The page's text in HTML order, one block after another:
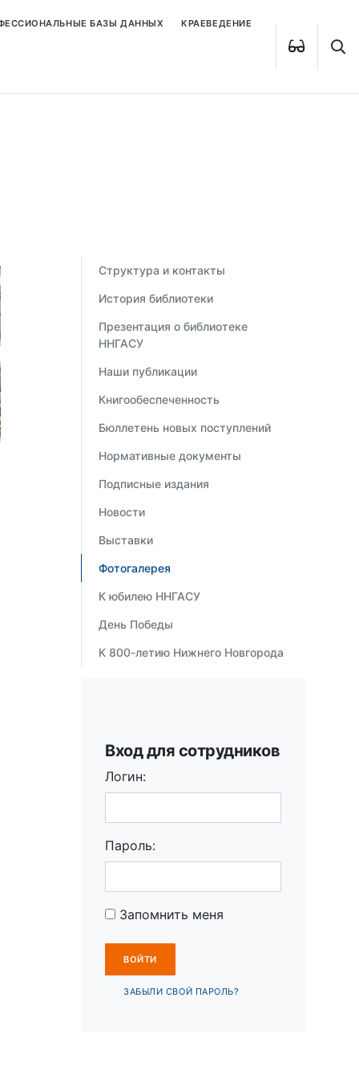
БАЗЫ ДАННЫХ КРАЕВЕДЕНИЕ
Структура и контакты
История библиотеки
Презентация о библиотеке
ННГАСУ
Наши публикации
Книгообеспеченность
Бюллетень новых поступлений
Нормативные документы
Подписные издания
Новости
Выставки
Фотогалерея
К юбилею ННГАСУ
День Победы
К 800-летию Нижнего Новгорода
Вход для сотрудников
Логин:
Пароль:
Запомнить меня
ЗАБЫЛИ СВОЙ ПАРОЛЬ?